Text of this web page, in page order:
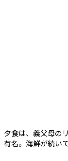
夕食は、義父母の
有名。海鮮が続い